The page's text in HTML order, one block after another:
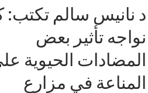
د نانيس سالم تكتب:
نواجه تأثير بعض
المضادات الحيوية
المناعة في مزارع